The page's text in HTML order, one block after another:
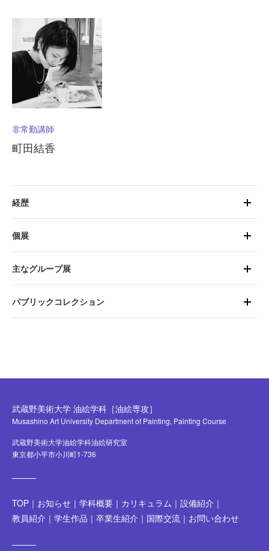
非常勤講師
町田結香
経歴
個展
主なグループ展
パブリックコレクション
武蔵野美術大学 油絵学科［油絵専攻］
Musashino Art University Department of Painting, Painting Course
武蔵野美術大学油絵学科油絵研究室
東京都小平市小川町1-736
TOP お知らせ 学科概要 カリキュラム
設備紹介
教員紹介
学生作品 卒業生紹介 国際交流 お問い合わせ